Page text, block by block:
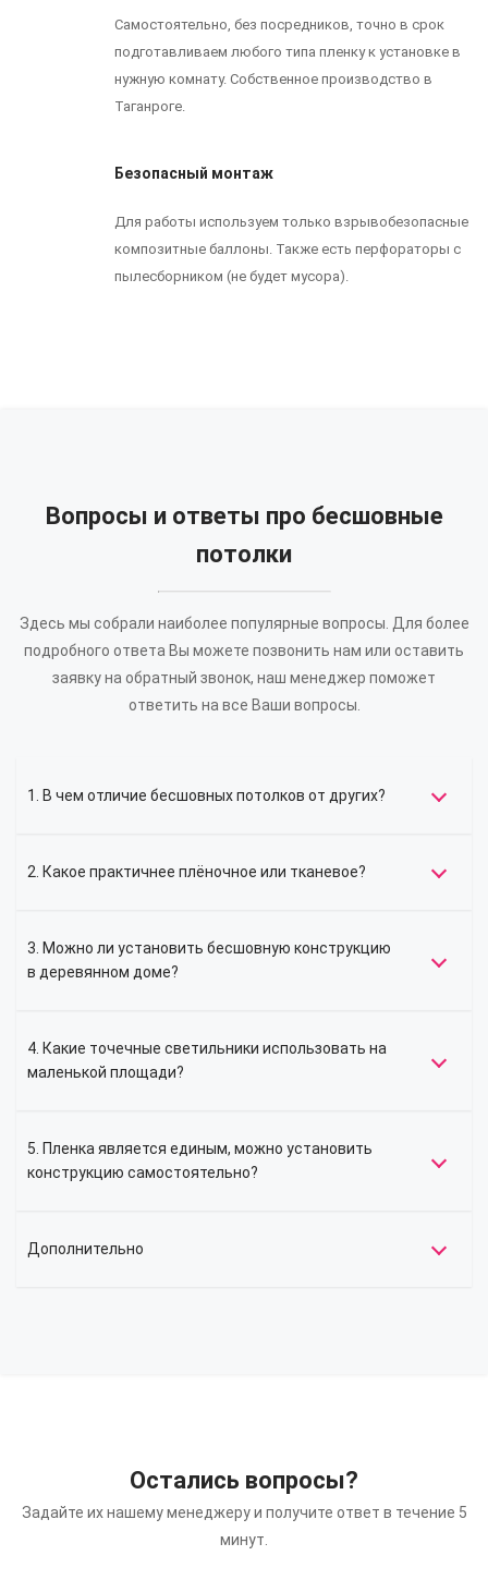
Самостоятельно, без посредников, точно в срок
подготавливаем любого типа пленку к установке в
нужную комнату. Собственное производство в
Таганроге.
Безопасный монтаж
Для работы используем только взрывобезопасные
композитные баллоны. Также есть перфораторы с
пылесборником (не будет мусора).
Вопросы и ответы про бесшовные
потолки
Здесь мы собрали наиболее популярные вопросы. Для более
подробного ответа Вы можете позвонить нам или оставить
заявку на обратный звонок, наш менеджер поможет
ответить на все Ваши вопросы.
1. В чем отличие бесшовных потолков от других?
2. Какое практичнее плёночное или тканевое?
3. Можно ли установить бесшовную конструкцию
в деревянном доме?
4. Какие точечные светильники использовать на
маленькой площади?
5. Пленка является единым, можно установить
конструкцию самостоятельно?
Дополнительно
Остались вопросы?
Задайте их нашему менеджеру и получите ответ в течение 5
минут.